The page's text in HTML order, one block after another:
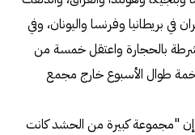
بريطانيا وفرنسا واليونان، وفي
بالحجارة واعتقل خمسة من
طوال الأسبوع خارج مجمع
إن "مجموعة كبيرة من الحشد كانت